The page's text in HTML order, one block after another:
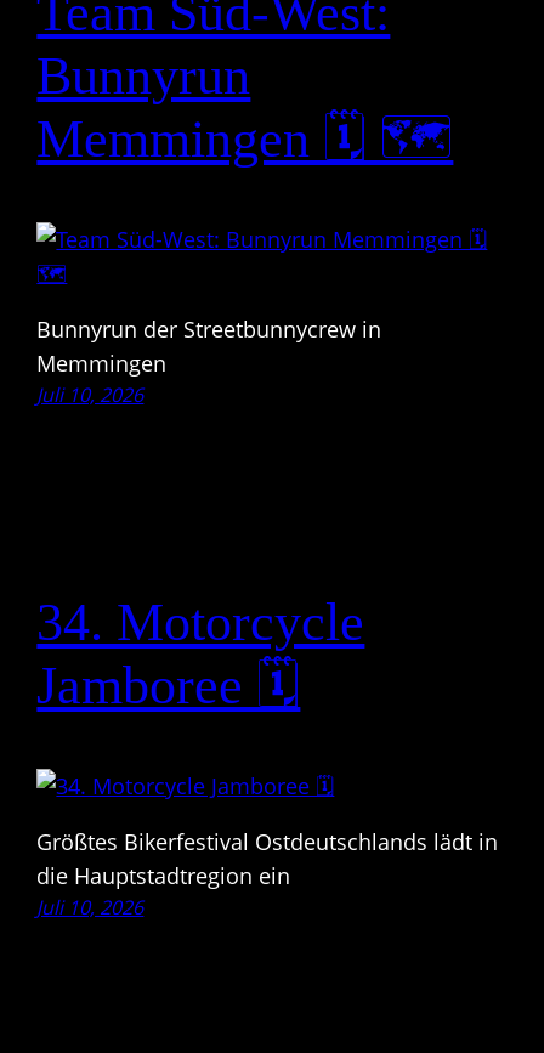
Team Süd-West:
Bunnyrun
Memmingen 🗓 🗺
Bunnyrun der Streetbunnycrew in
Memmingen
Juli 10, 2026
34. Motorcycle
Jamboree 🗓
Größtes Bikerfestival Ostdeutschlands lädt in
die Hauptstadtregion ein
Juli 10, 2026